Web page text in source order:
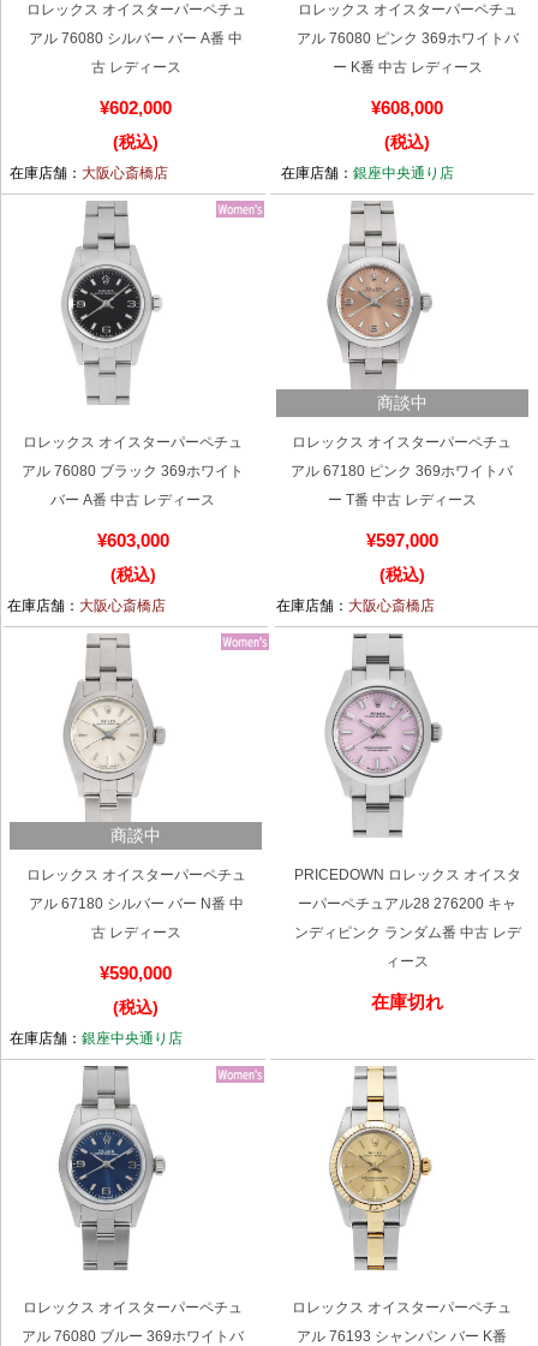
ロレックス オイスターパーペチュ
アル 76080 シルバー バー A番 中
古 レディース
¥602,000
(税込)
在庫店舗： 大阪心斎橋店
ロレックス オイスターパーペチュ
アル 76080 ピンク 369ホワイトバ
ー K番 中古 レディース
¥608,000
(税込)
在庫店舗：銀座中央通り店
ロレックス オイスターパーペチュ
アル 76080 ブラック 369ホワイト
バー A番 中古 レディース
¥603,000
(税込)
在庫店舗： 大阪心斎橋店
商談中
ロレックス オイスターパーペチュ
アル 67180 ピンク 369ホワイトバ
ー T番 中古 レディース
¥597,000
(税込)
在庫店舗： 大阪心斎橋店
商談中
ロレックス オイスターパーペチュ
アル 67180 シルバー バー N番 中
古 レディース
¥590,000
(税込)
在庫店舗：銀座中央通り店
PRICEDOWN ロレックス オイスタ
ーパーペチュアル28 276200 キャ
ンディピンク ランダム番 中古 レデ
ィース
在庫切れ
ロレックス オイスターパーペチュ
アル 76080 ブルー 369ホワイトバ
ロレックス オイスターパーペチュ
アル 76193 シャンパン バー K番